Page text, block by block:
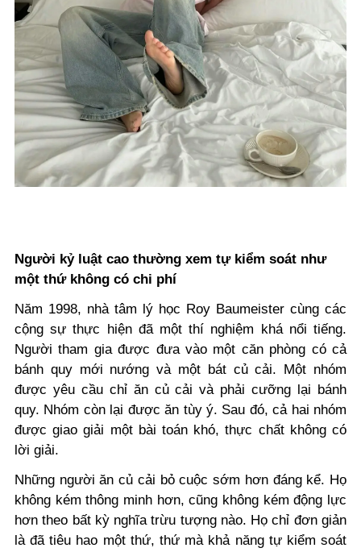
Người kỷ luật cao thường xem tự kiểm soát như
một thứ không có chi phí
Năm 1998, nhà tâm lý học Roy Baumeister cùng các
cộng sự thực hiện đã một thí nghiệm khá nổi tiếng.
Người tham gia được đưa vào một căn phòng có cả
bánh quy mới nướng và một bát củ cải. Một nhóm
được yêu cầu chỉ ăn củ cải và phải cưỡng lại bánh
quy. Nhóm còn lại được ăn tùy ý. Sau đó, cả hai nhóm
được giao giải một bài toán khó, thực chất không có
lời giải.
Những người ăn củ cải bỏ cuộc sớm hơn đáng kể. Họ
không kém thông minh hơn, cũng không kém động lực
hơn theo bất kỳ nghĩa trừu tượng nào. Họ chỉ đơn giản
là đã tiêu hao một thứ, thứ mà khả năng tự kiểm soát